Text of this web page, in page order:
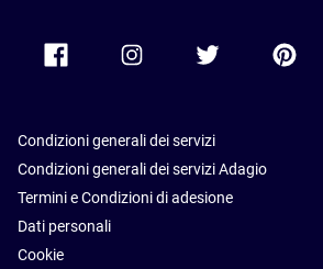
Accor Facebook Accor TwitterAccor
Condizioni generali dei servizi
Condizioni generali dei servizi Adagio
Termini e Condizioni di adesione
Dati personali
Cookie